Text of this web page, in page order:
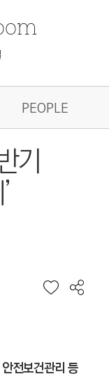
PEOPLE
기
전보건관리 등